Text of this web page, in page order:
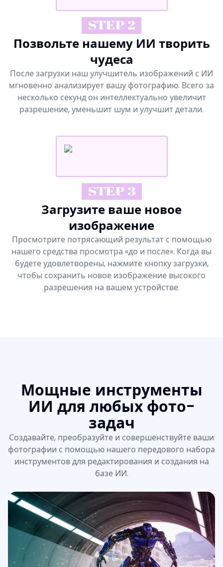
STEP 2
Позвольте нашему ИИ творить
чудеса
После загрузки наш улучшитель изображений с ИИ
мгновенно анализирует вашу фотографию. Всего за
несколько секунд он интеллектуально увеличит
разрешение, уменьшит шум и улучшит детали.
STEP 3
Загрузите ваше новое
изображение
Просмотрите потрясающий результат с помощью
нашего средства просмотра «до и после». Когда вы
будете удовлетворены, нажмите кнопку загрузки,
чтобы сохранить новое изображение высокого
разрешения на вашем устройстве.
Мощные инструменты
ИИ для любых фото-
задач
Создавайте, преобразуйте и совершенствуйте ваши
фотографии с помощью нашего передового набора
инструментов для редактирования и создания на
базе ИИ.